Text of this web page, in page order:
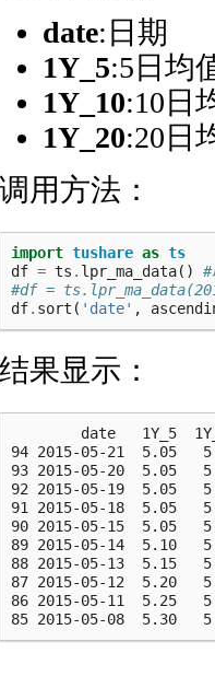
date:日期
1Y_5:5日均
1Y_10:10日
1Y_20:20日
调用方法：
import tushare as ts
df = ts . lpr_ma_data()
#
#df =
df. sort ( 'date' ,
结果显示：
date   1Y_5
94 2015-05-21  5.05
93 2015-05-20  5.05
92 2015-05-19  5.05
91 2015-05-18  5.05
90 2015-05-15  5.05
89 2015-05-14  5.10
88 2015-05-13  5.15
87 2015-05-12  5.20
86 2015-05-11  5.25